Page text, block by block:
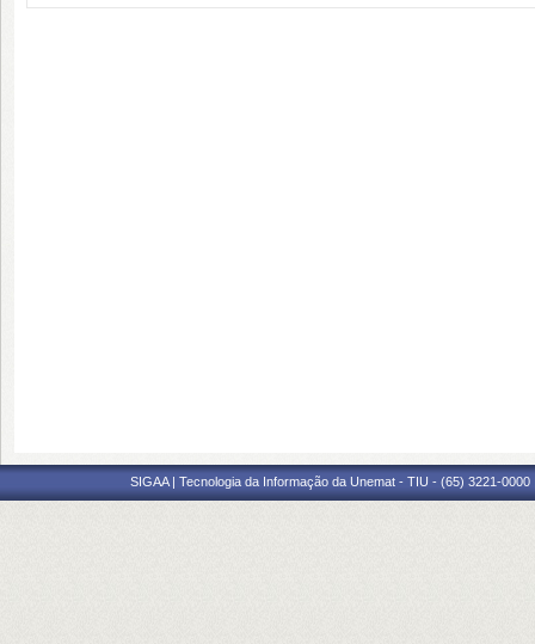
SIGAA | Tecnologia da Informação da Unemat - TIU - (65) 3221-